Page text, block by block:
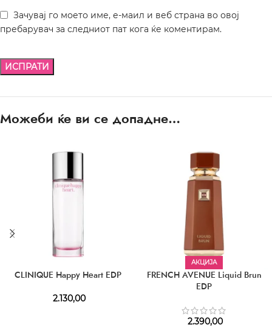
Зачувај го моето име, е-маил и веб страна во овој
пребарувач за следниот пат кога ќе коментирам.
Можеби ќе ви се допадне…
CLINIQUE Happy Heart EDP
2.130,00
АКЦИЈА
FRENCH AVENUE Liquid Brun
EDP
2.390,00